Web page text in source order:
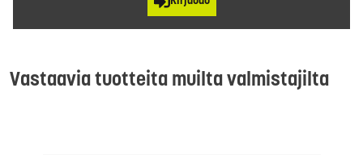
Vastaavia tuotteita muilta valmistajilta